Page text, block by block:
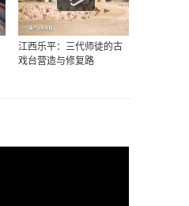
江西乐平：三代师徒的古
戏台营造与修复路